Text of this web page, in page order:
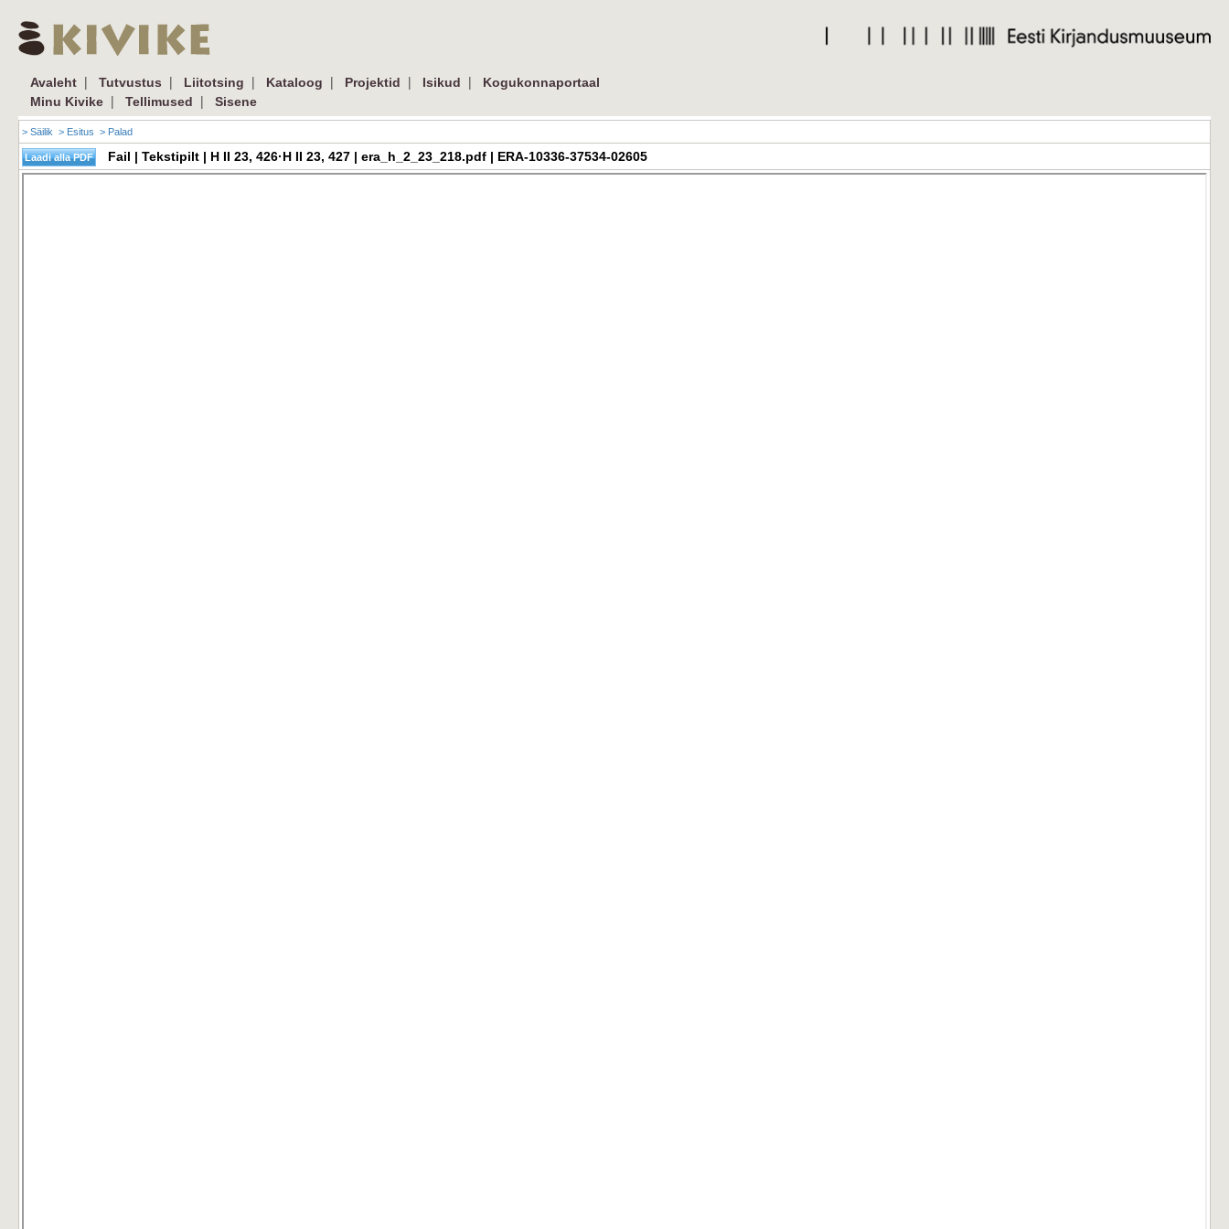
Avaleht | Tutvustus | Liitotsing | Kataloog | Projektid | Isikud |
Kogukonnaportaal
Minu Kivike | Tellimused | Sisene
> Säilik > Esitus > Palad
Fail | Tekstipilt | H II 23, 426·H II 23, 427 | era_h_2_23_218.pdf | ERA-10336-37534-02605